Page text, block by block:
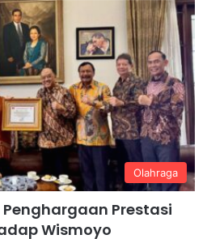
Olahraga
Prestasi
Wismoyo